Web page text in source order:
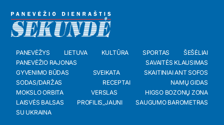
PANEVĖŽYS LIETUVA KULTŪRA SPORTAS
ŠEŠĖLIAI
PANEVĖŽIO RAJONAS
SAVAITĖS KLAUSIMAS
GYVENIMO BŪDAS
SVEIKATA
SKAITINIAI ANT SOFOS
SODAS/DARŽAS
RECEPTAI
NAMŲ GIDAS
MOKSLO ORBITA
VERSLAS
HIGSO BOZONŲ ZONA
LAISVĖS BALSAS
PROFILIS_JAUNI
SAUGUMO BAROMETRAS
SU UKRAINA